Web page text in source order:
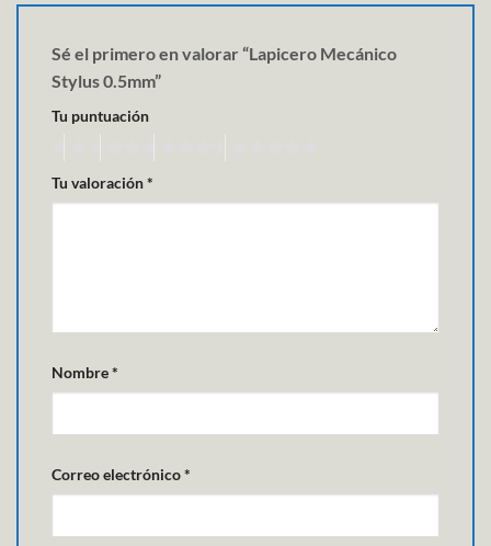
Sé el primero en valorar “Lapicero Mecánico
Stylus 0.5mm”
Tu puntuación
Tu valoración*
Nombre*
Correo electrónico*